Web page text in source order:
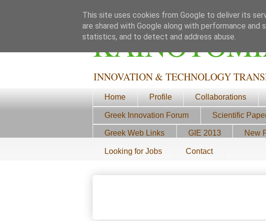
INNOVATION & TECHNOLOGY
Home Profile Collaborations
Greek Innovation Forum Scientific
Greek Web Links GIE 2013 New
Looking for Jobs Contact
This site uses cookies from Google to deliver its
are shared with Google along with performance
statistics, and to detect and address abuse.